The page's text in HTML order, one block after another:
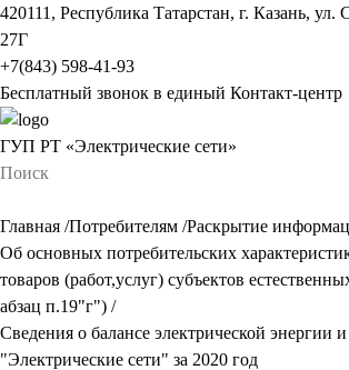
420111, Республика Татарстан, г. Казань, ул.
27Г
+7(843) 598-41-93
Бесплатный звонок в единый Контакт-центр
ГУП РТ «Электрические сети»
Главная /Потребителям /Раскрытие
Об основных потребительских
товаров (работ,услуг) субъектов
абзац п.19"г") /
Сведения о балансе электрической
"Электрические сети" за 2020 год